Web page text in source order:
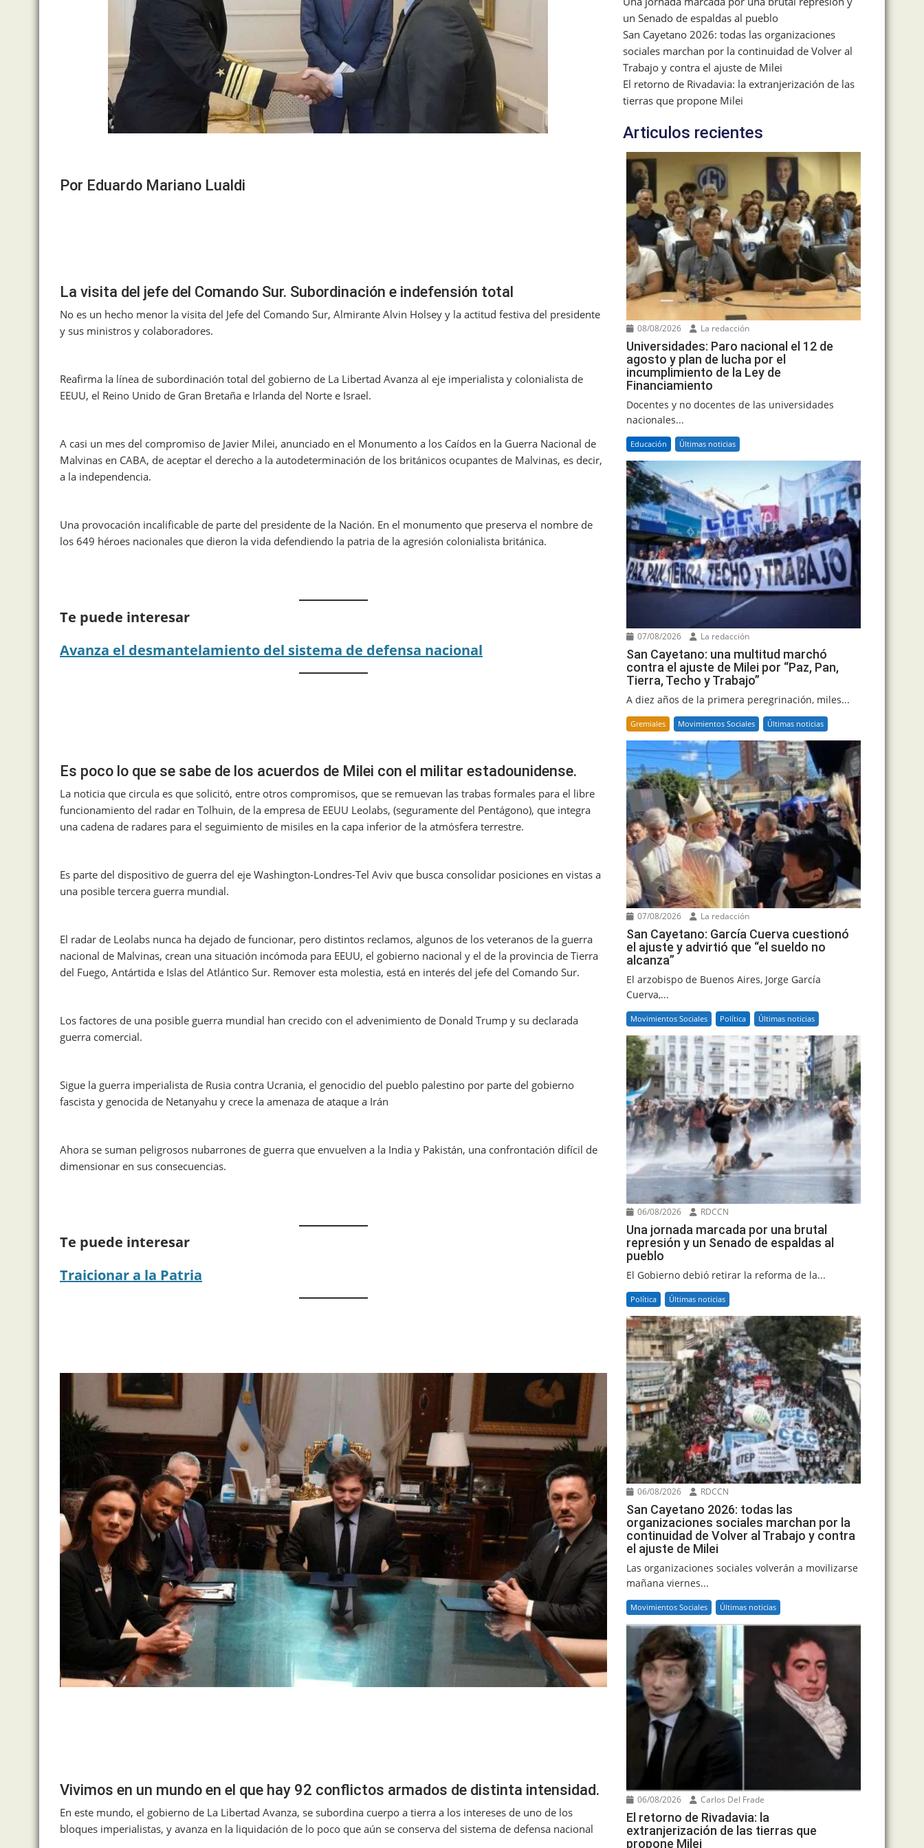
Por Eduardo Mariano Lualdi
La visita del jefe del Comando Sur. Subordinación e indefensión total
No es un hecho menor la visita del Jefe del Comando Sur, Almirante Alvin Holsey y la actitud festiva del presidente
y sus ministros y colaboradores.
Reafirma la línea de subordinación total del gobierno de La Libertad Avanza al eje imperialista y colonialista de
EEUU, el Reino Unido de Gran Bretaña e Irlanda del Norte e Israel.
A casi un mes del compromiso de Javier Milei, anunciado en el Monumento a los Caídos en la Guerra Nacional de
Malvinas en CABA, de aceptar el derecho a la autodeterminación de los británicos ocupantes de Malvinas, es decir,
a la independencia.
Una provocación incalificable de parte del presidente de la Nación. En el monumento que preserva el nombre de
los 649 héroes nacionales que dieron la vida defendiendo la patria de la agresión colonialista británica.
Te puede interesar
Avanza el desmantelamiento del sistema de defensa nacional
Es poco lo que se sabe de los acuerdos de Milei con el militar estadounidense.
La noticia que circula es que solicitó, entre otros compromisos, que se remuevan las trabas formales para el libre
funcionamiento del radar en Tolhuin, de la empresa de EEUU Leolabs, (seguramente del Pentágono), que integra
una cadena de radares para el seguimiento de misiles en la capa inferior de la atmósfera terrestre.
Es parte del dispositivo de guerra del eje Washington-Londres-Tel Aviv que busca consolidar posiciones en vistas a
una posible tercera guerra mundial.
El radar de Leolabs nunca ha dejado de funcionar, pero distintos reclamos, algunos de los veteranos de la guerra
nacional de Malvinas, crean una situación incómoda para EEUU, el gobierno nacional y el de la provincia de Tierra
del Fuego, Antártida e Islas del Atlántico Sur. Remover esta molestia, está en interés del jefe del Comando Sur.
Los factores de una posible guerra mundial han crecido con el advenimiento de Donald Trump y su declarada
guerra comercial.
Sigue la guerra imperialista de Rusia contra Ucrania, el genocidio del pueblo palestino por parte del gobierno
fascista y genocida de Netanyahu y crece la amenaza de ataque a Irán
Ahora se suman peligrosos nubarrones de guerra que envuelven a la India y Pakistán, una confrontación difícil de
dimensionar en sus consecuencias.
Te puede interesar
Traicionar a la Patria
Vivimos en un mundo en el que hay 92 conflictos armados de distinta intensidad.
En este mundo, el gobierno de La Libertad Avanza, se subordina cuerpo a tierra a los intereses de uno de los
bloques imperialistas, y avanza en la liquidación de lo poco que aún se conserva del sistema de defensa nacional
un Senado de espaldas al pueblo
San Cayetano 2026: todas las organizaciones
sociales marchan por la continuidad de Volver al
Trabajo y contra el ajuste de Milei
El retorno de Rivadavia: la extranjerización de las
tierras que propone Milei
Articulos recientes
08/08/2026 La redacción
Universidades: Paro nacional el 12 de
agosto y plan de lucha por el
incumplimiento de la Ley de
Financiamiento
Docentes y no docentes de las universidades
nacionales...
Educación Últimas noticias
07/08/2026 La redacción
San Cayetano: una multitud marchó
contra el ajuste de Milei por “Paz, Pan,
Tierra, Techo y Trabajo”
A diez años de la primera peregrinación, miles...
Gremiales Movimientos Sociales Últimas noticias
07/08/2026 La redacción
San Cayetano: García Cuerva cuestionó
el ajuste y advirtió que “el sueldo no
alcanza”
El arzobispo de Buenos Aires, Jorge García
Cuerva,...
Movimientos Sociales Política Últimas noticias
06/08/2026 RDCCN
Una jornada marcada por una brutal
represión y un Senado de espaldas al
pueblo
El Gobierno debió retirar la reforma de la...
Política Últimas noticias
06/08/2026 RDCCN
San Cayetano 2026: todas las
organizaciones sociales marchan por la
continuidad de Volver al Trabajo y contra
el ajuste de Milei
Las organizaciones sociales volverán a movilizarse
mañana viernes...
Movimientos Sociales Últimas noticias
06/08/2026 Carlos Del Frade
El retorno de Rivadavia: la
extranjerización de las tierras que
propone Milei